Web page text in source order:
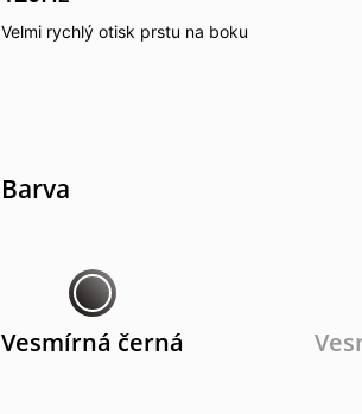
Velmi rychlý otisk prstu na boku
Barva
Vesmírná černá